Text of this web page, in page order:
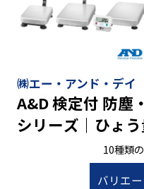
㈱エー・アンド・デイ
A&D 検定付 防塵
シリーズ｜ひょ
0.005～0.05kg
10種類
バリエ